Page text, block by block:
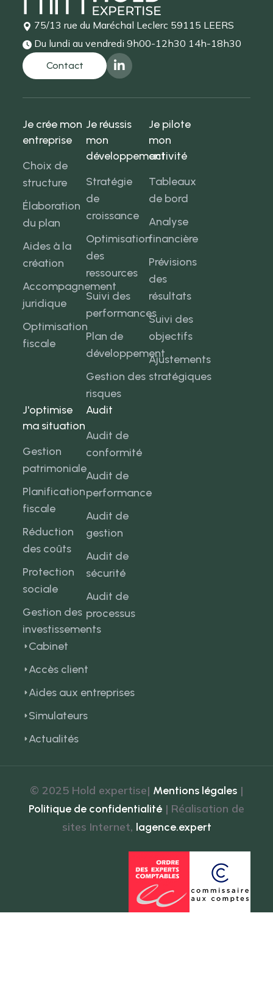
75/13 rue du Maréchal Leclerc 59115 LEERS
Du lundi au vendredi9h00-12h30 14h-18h30
Je crée mon
entreprise
Choix de
structure
Élaboration
du plan
Aides à la
création
Accompagnement
juridique
Optimisation
fiscale
Je réussis
mon
développement
Stratégie
de
croissance
Optimisation
des
ressources
Suivi des
performances
Plan de
développement
Gestion des
risques
Je pilote
mon
activité
Tableaux
de bord
Analyse
financière
Prévisions
des
résultats
Suivi des
objectifs
Ajustements
stratégiques
J'optimise
ma situation
Gestion
patrimoniale
Planification
fiscale
Réduction
des coûts
Protection
sociale
Gestion des
investissements
Audit
Audit de
conformité
Audit de
performance
Audit de
gestion
Audit de
sécurité
Audit de
processus
Cabinet
Accès client
Aides aux entreprises
Simulateurs
Actualités
© 2025 Hold expertise| Mentions légales |
Politique de confidentialité | Réalisation de
sites Internet, lagence.expert